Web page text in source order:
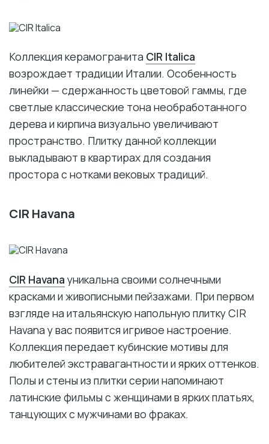
Коллекция керамогранита CIR Italica
возрождает традиции Италии. Особенность
линейки — сдержанность цветовой гаммы, где
светлые классические тона необработанного
дерева и кирпича визуально увеличивают
пространство. Плитку данной коллекции
выкладывают в квартирах для создания
простора с нотками вековых традиций.
CIR Havana
CIR Havana уникальна своими солнечными
красками и живописными пейзажами. При первом
взгляде на итальянскую напольную плитку CIR
Havana у вас появится игривое настроение.
Коллекция передает кубинские мотивы для
любителей экстравагантности и ярких оттенков.
Полы и стены из плитки серии напоминают
латинские фильмы с женщинами в ярких платьях,
танцующих с мужчинами во фраках.